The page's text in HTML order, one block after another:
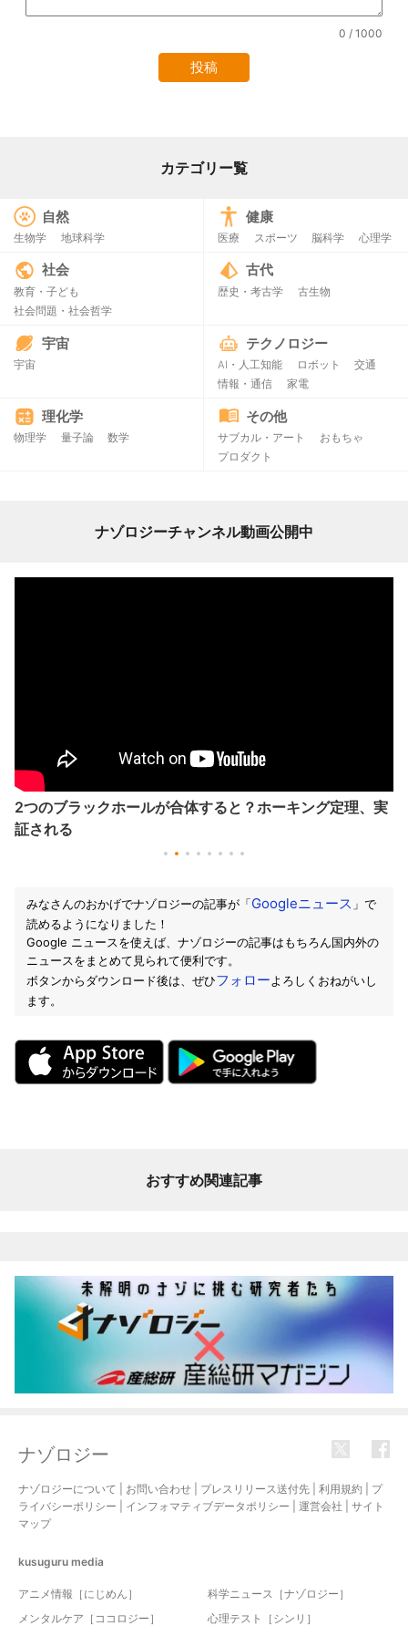
0 / 1000
カテゴリー覧
自然
生物学 地球科学
健康
医療 スポーツ 脳科学 心理学
社会
教育・子ども
社会問題・社会哲学
古代
歴史・考古学 古生物
宇宙
宇宙
テクノロジー
AI・人工知能 ロボット
交通
情報・通信
家電
理化学
物理学 量子論 数学
その他
サブカル・アート
おもちゃ
プロダクト
ナゾロジーチャンネル動画公開中
2つのブラックホールが合体すると？ホーキング定理、実
証される
みなさんのおかげでナゾロジーの記事が「Googleニュース 」で
読めるようになりました！
Google ニュースを使えば、ナゾロジーの記事はもちろん国内外の
ニュースをまとめて見られて便利です。
ボタンからダウンロード後は、ぜひフォローよろしくおねがいし
ます。
おすすめ関連記事
ナゾロジー
ナゾロジーについて お問い合わせ プレスリリース送付先 利用規約
プ
ライバシーポリシー
インフォマティブデータポリシー 運営会社
サイト
マップ
kusuguru media
アニメ情報［にじめん］
科学ニュース［ナゾロジー］
メンタルケア［ココロジー］
心理テスト［シンリ］